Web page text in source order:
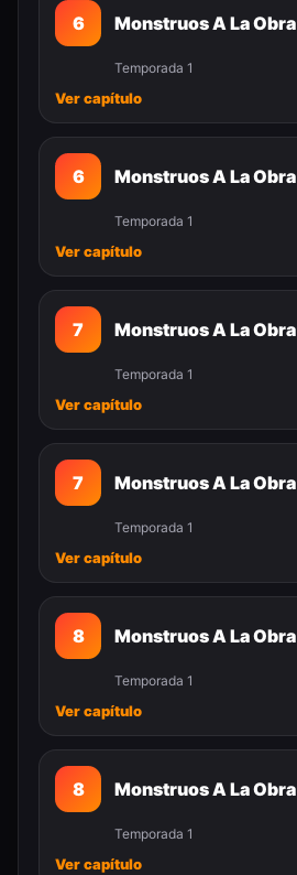
6 Monstruos A La Obra
Temporada 1
Ver capítulo
6 Monstruos A La Obra
Temporada 1
Ver capítulo
7 Monstruos A La Obra
Temporada 1
Ver capítulo
7 Monstruos A La Obra
Temporada 1
Ver capítulo
8 Monstruos A La Obra
Temporada 1
Ver capítulo
8 Monstruos A La Obra
Temporada 1
Ver capítulo